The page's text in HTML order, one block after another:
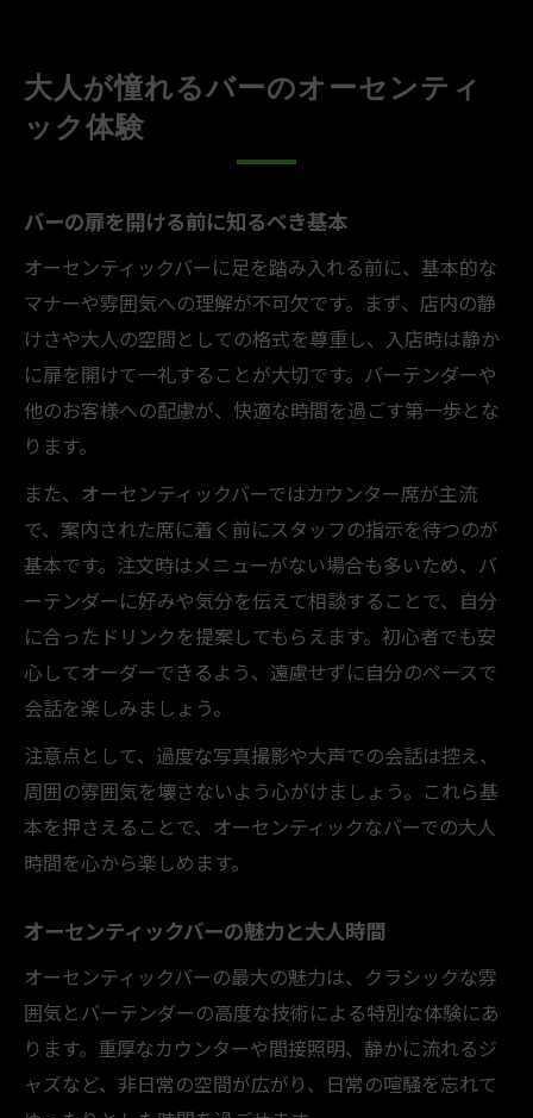
オーセンティックバーで社会人が輝く瞬間
仕事帰りにバーで味わう特別な時間
社会人がバーで学べる大人の作法
ビジネスシーンで選ばれるバーの理由
バーの空間が生み出す信頼関係の築き方
初めてでも安心なバーのマナー講座
バー入店時のマナーと第一印象の重要性
オーセンティックバー初心者向け基本動作
バーでの会話マナーと静けさの配慮
格式高いバーならではの魅力と心得
格式あるバーが持つ独自の雰囲気
大人として身につけたいバーの心得
バーで味わう本格カクテルの奥深さ
オーセンティックバーの空間美を楽しむ
バーテンダーと築く信頼ある関係性
静けさ重視のオーセンティックな過ごし方
バーで静寂を楽しむ大人の流儀
落ち着いたオーセンティックバーの作法
一人でも快適なバー空間の選び方
会話と静けさのバランスを意識するコツ
バーテンダーと楽しむ本格バーの世界
バーテンダーとの会話を楽しむ秘訣
大人が憧れるバーのオーセンティ
ック体験
バーの扉を開ける前に知るべき基本
オーセンティックバーに足を踏み入れる前に、基本的な
マナーや雰囲気への理解が不可欠です。まず、店内の静
けさや大人の空間としての格式を尊重し、入店時は静か
に扉を開けて一礼することが大切です。バーテンダーや
他のお客様への配慮が、快適な時間を過ごす第一歩とな
ります。
また、オーセンティックバーではカウンター席が主流
で、案内された席に着く前にスタッフの指示を待つのが
基本です。注文時はメニューがない場合も多いため、バ
ーテンダーに好みや気分を伝えて相談することで、自分
に合ったドリンクを提案してもらえます。初心者でも安
心してオーダーできるよう、遠慮せずに自分のペースで
会話を楽しみましょう。
注意点として、過度な写真撮影や大声での会話は控え、
周囲の雰囲気を壊さないよう心がけましょう。これら基
本を押さえることで、オーセンティックなバーでの大人
時間を心から楽しめます。
オーセンティックバーの魅力と大人時間
オーセンティックバーの最大の魅力は、クラシックな雰
囲気とバーテンダーの高度な技術による特別な体験にあ
ります。重厚なカウンターや間接照明、静かに流れるジ
ャズなど、非日常の空間が広がり、日常の喧騒を忘れて